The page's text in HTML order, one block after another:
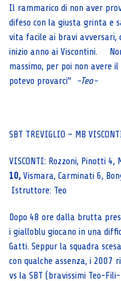
Il rammarico di non aver
difeso con la giusta grinta e
vita facile ai bravi avversari,
inizio anno ai Viscontini.
massimo, per poi non avere
potevo provarci”
-Teo-
SBT TREVIGLIO – MB
VISCONTI: Rozzoni, Pinotti 4,
10, Vismara, Carminati 6,
Istruttore: Teo
Dopo 48 ore dalla brutta
i gialloblu giocano in una
Gatti. Seppur la squadra
con qualche assenza, i 2007
vs la SBT (bravissimi Teo-